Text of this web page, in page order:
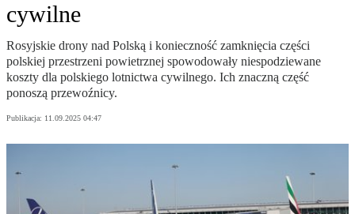
cywilne
Rosyjskie drony nad Polską i konieczność zamknięcia części
polskiej przestrzeni powietrznej spowodowały niespodziewane
koszty dla polskiego lotnictwa cywilnego. Ich znaczną część
ponoszą przewoźnicy.
Publikacja: 11.09.2025 04:47